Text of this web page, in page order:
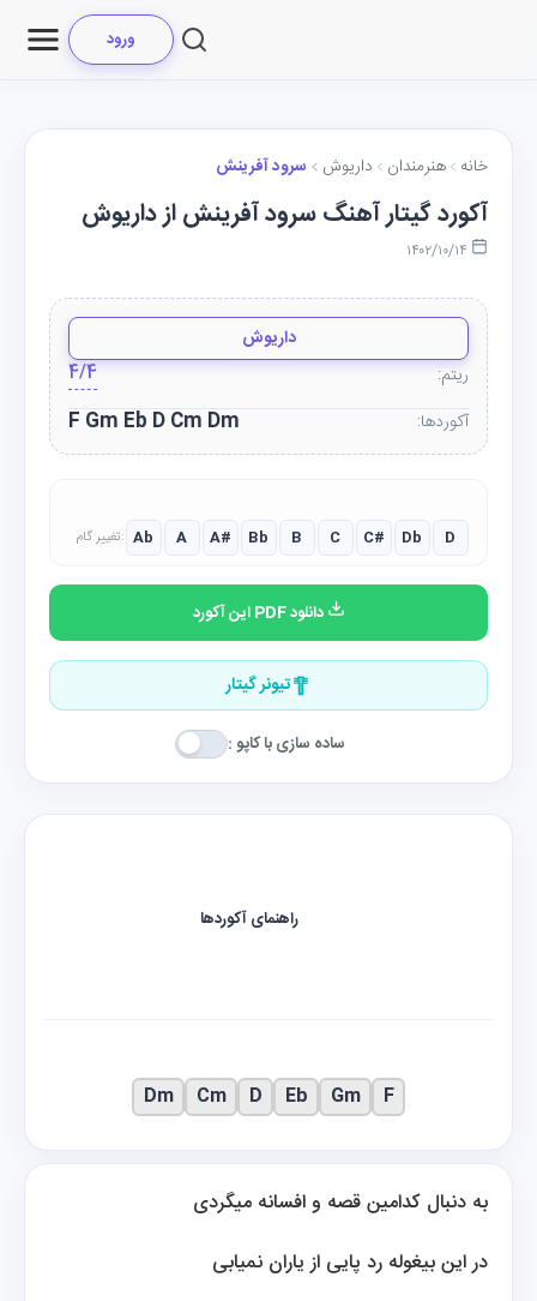
ورود
خانه هنرمندان داریوش سرود آفرینش
آکورد گیتار آهنگ سرود آفرینش از داریوش
داریوش
ریتم:
4/4
آکوردها:
F Gm Eb D Cm Dm
تغییر گام: Ab A A# Bb B C C# Db D
دانلود PDF این آکورد
تیونر گیتار
ساده سازی با کاپو :
به دنبال کدامین قصه و افسانه میگردی
در این بیغوله رد پایی از یاران نمیابی
راهنمای آکوردها
F
Gm
Eb
D
Cm
Dm